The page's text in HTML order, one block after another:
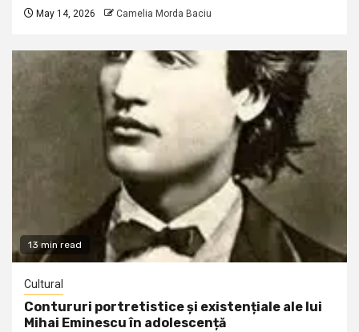
May 14, 2026 Camelia Morda Baciu
13 min read
Cultural
Contururi portretistice și existențiale ale lui
Mihai Eminescu în adolescență